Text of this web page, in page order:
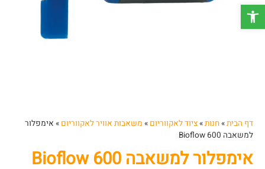
פתח סרגל נגישות
דף הבית»חנות»ציוד לאקווריום » משאבות אוויר לאקווריום » אימפלור
למשאבה 600 Bioflow
אימפלור למשאבה 600 Bioflow